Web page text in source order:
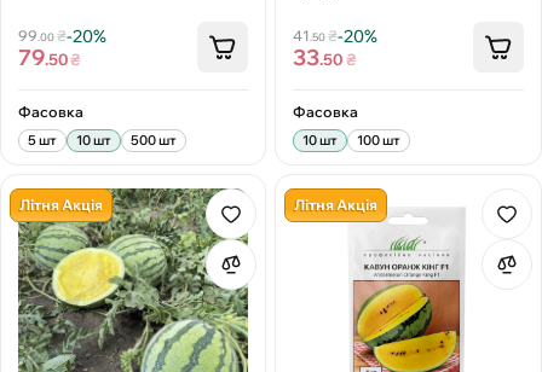
99 .00₴-20%
79.50₴
Фасовка
5 шт 10 шт 500 шт
41.50 ₴-20%
33.50₴
Фасовка
10 шт 100 шт
Літня Акція Літня Акція